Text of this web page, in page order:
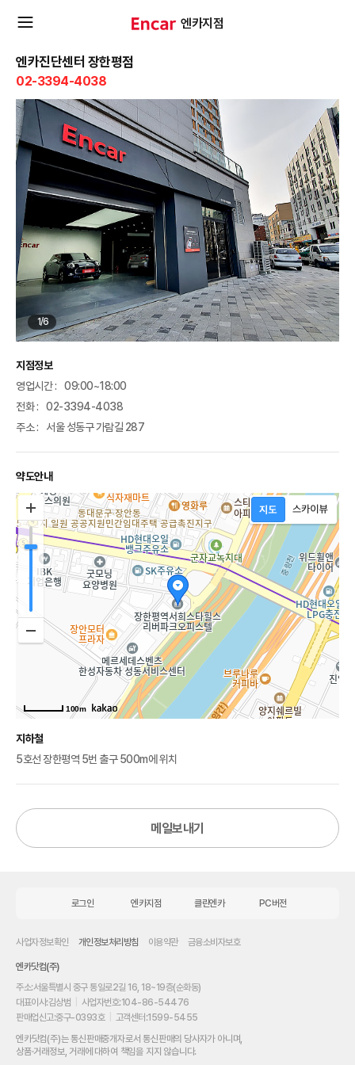
엔카지점
장
메
뉴
열
엔카진단센터 장한평점
02-3394-4038
1/6
지점정보
영업시간 :
09:00~18:00
전화 :
02-3394-4038
주소 :
서울 성동구 가람길 287
약도안내
100m
지하철
5호선 장한평역 5번 출구 500m에 위치
메일보내기
로그인 엔카지점 클린엔카 PC버전
사업자정보확인 개인정보처리방침 이용약관 금융소비자보호
엔카닷컴(주)
주소:서울특별시 중구 통일로2길 16, 18~19층(순화동)
대표이사:김상범 사업자번호:104-86-54476
판매업신고:중구-0393호 고객센터:1599-5455
차
를
엔카닷컴(주)는 통신판매중개자로서 통신판매의 당사자가 아니며,
상품·거래정보, 거래에 대하여 책임을 지지 않습니다.